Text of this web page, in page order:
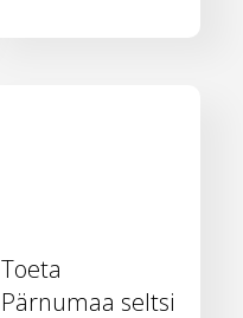
Toeta
Pärnumaa seltsi